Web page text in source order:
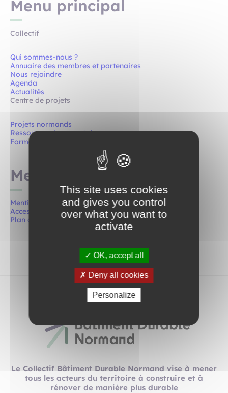
Menu principal
Collectif
Qui sommes-nous ?
Annuaire des membres et partenaires
Nous rejoindre
Agenda
Actualités
Centre de projets
Projets normands
Ressources documentaires
Formations
Menu pied de page
Mentions légales
Accessibilité
Plan du site
Le Collectif Bâtiment Durable Normand vise à mener
tous les acteurs du territoire à construire et à
rénover de manière plus durable
This site uses cookies
and gives you control
over what you want to
activate
OK, accept all
Deny all cookies
Personalize